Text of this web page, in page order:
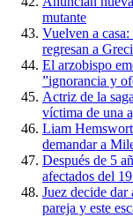
mutante
Vuelven a
regresan a
El arzobispo
”ignorancia y
Actriz de la
víctima de una
Liam
demandar a
Después de 5
afectados del
Juez decide dar
pareja y este